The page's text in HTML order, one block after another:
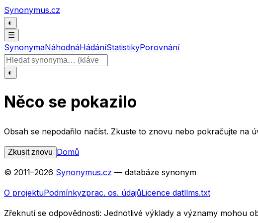
Přeskočit na obsah
Synonymus.cz
◐
☰
SynonymaNáhodnáHádáníStatistikyPorovnání
Hledat slovo
◐
Něco se pokazilo
Obsah se nepodařilo načíst. Zkuste to znovu nebo pokračujte na
Zkusit znovu Domů
© 2011–2026 Synonymus.cz — databáze synonym
O projektuPodmínkyzprac. os. údajůLicence datllms.txt
Zřeknutí se odpovědnosti: Jednotlivé výklady a významy mohou